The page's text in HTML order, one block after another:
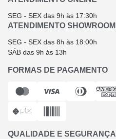
SEG - SEX das 9h às 17:30h
ATENDIMENTO SHOWROOM
SEG - SEX das 8h às 18:00h
SÁB das 9h ás 13h
FORMAS DE PAGAMENTO
QUALIDADE E SEGURANÇA